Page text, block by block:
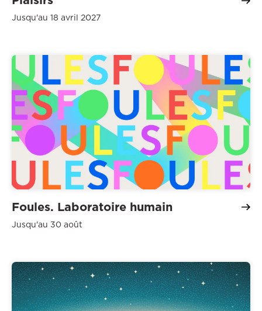
Jusqu'au 18 avril 2027
Foules. Laboratoire humain
Jusqu'au 30 août